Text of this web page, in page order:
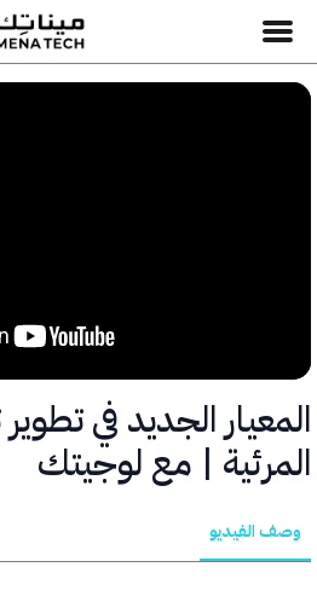
الجديد في تطوير
| مع لوجيتك